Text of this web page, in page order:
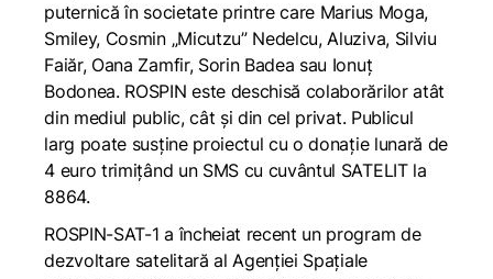
puternică în societate printre care Marius Moga,
Smiley, Cosmin „Micutzu” Nedelcu, Aluziva, Silviu
Faiăr, Oana Zamfir, Sorin Badea sau Ionuț
Bodonea. ROSPIN este deschisă colaborărilor atât
din mediul public, cât și din cel privat. Publicul
larg poate susține proiectul cu o donație lunară de
4 euro trimițând un SMS cu cuvântul SATELIT la
8864.
ROSPIN-SAT-1 a încheiat recent un program de
dezvoltare satelitară al Agenției Spațiale